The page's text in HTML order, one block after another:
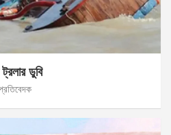
ডুবি